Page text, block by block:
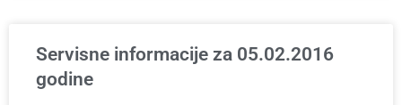
Servisne informacije za 05.02.2016
godine